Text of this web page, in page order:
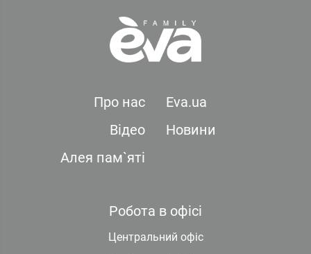
Про нас
Eva.ua
Відео
Новини
Алея пам`яті
Робота в офісі
Центральний офіс